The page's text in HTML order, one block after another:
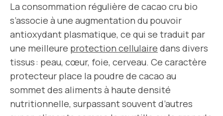
La consommation régulière de cacao cru bio
s’associe à une augmentation du pouvoir
antioxydant plasmatique, ce qui se traduit par
une meilleure protection cellulaire dans divers
tissus : peau, cœur, foie, cerveau. Ce caractère
protecteur place la poudre de cacao au
sommet des aliments à haute densité
nutritionnelle, surpassant souvent d’autres